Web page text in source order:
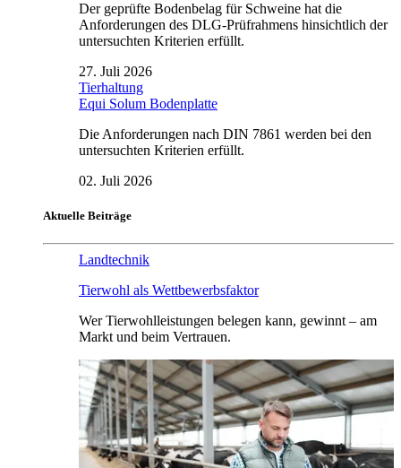
Der geprüfte Bodenbelag für Schweine hat die
Anforderungen des DLG-Prüfrahmens hinsichtlich der
untersuchten Kriterien erfüllt.
27. Juli 2026
Tierhaltung
Equi Solum Bodenplatte
Die Anforderungen nach DIN 7861 werden bei den
untersuchten Kriterien erfüllt.
02. Juli 2026
Aktuelle Beiträge
Landtechnik
Tierwohl als Wettbewerbsfaktor
Wer Tierwohlleistungen belegen kann, gewinnt – am
Markt und beim Vertrauen.